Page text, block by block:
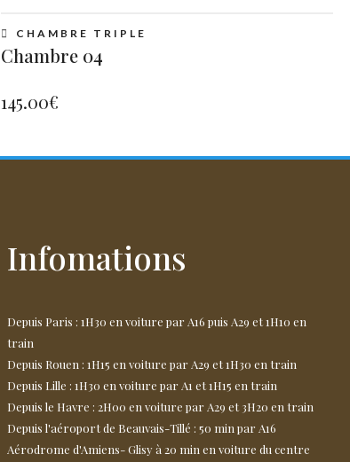
CHAMBRE TRIPLE
Chambre 04
145.00€
Infomations
Depuis Paris : 1H30 en voiture par A16 puis A29 et 1H10 en
train
Depuis Rouen : 1H15 en voiture par A29 et 1H30 en train
Depuis Lille : 1H30 en voiture par A1 et 1H15 en train
Depuis le Havre : 2H00 en voiture par A29 et 3H20 en train
Depuis l'aéroport de Beauvais-Tillé : 50 min par A16
Aérodrome d'Amiens- Glisy à 20 min en voiture du centre